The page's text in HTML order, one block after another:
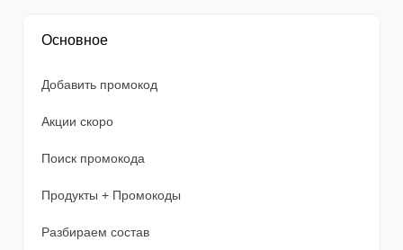
Основное
Добавить промокод
Акции скоро
Поиск промокода
Продукты + Промокоды
Разбираем состав